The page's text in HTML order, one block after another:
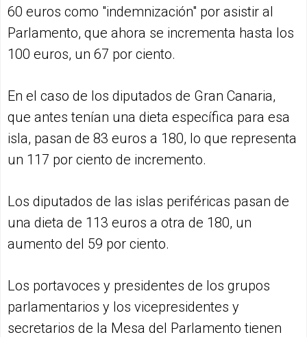
60 euros como "indemnización" por asistir al
Parlamento, que ahora se incrementa hasta los
100 euros, un 67 por ciento.
En el caso de los diputados de Gran Canaria,
que antes tenían una dieta específica para esa
isla, pasan de 83 euros a 180, lo que representa
un 117 por ciento de incremento.
Los diputados de las islas periféricas pasan de
una dieta de 113 euros a otra de 180, un
aumento del 59 por ciento.
Los portavoces y presidentes de los grupos
parlamentarios y los vicepresidentes y
secretarios de la Mesa del Parlamento tienen